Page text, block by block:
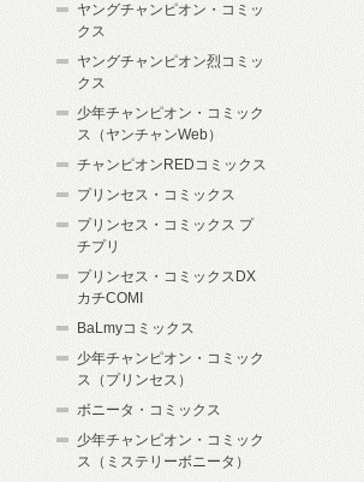
ヤングチャンピオン・コミッ
クス
ヤングチャンピオン烈コミッ
クス
少年チャンピオン・コミック
ス（ヤンチャンWeb）
チャンピオンREDコミックス
プリンセス・コミックス
プリンセス・コミックス プ
チプリ
プリンセス・コミックスDX
カチCOMI
BaLmyコミックス
少年チャンピオン・コミック
ス（プリンセス）
ボニータ・コミックス
少年チャンピオン・コミック
ス（ミステリーボニータ）